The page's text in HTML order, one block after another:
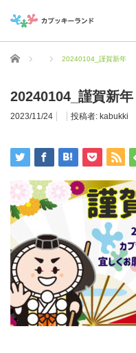
ホーム 20240104_謹賀新年
20240104_謹賀新年
2023/11/24 投稿者: kabukki